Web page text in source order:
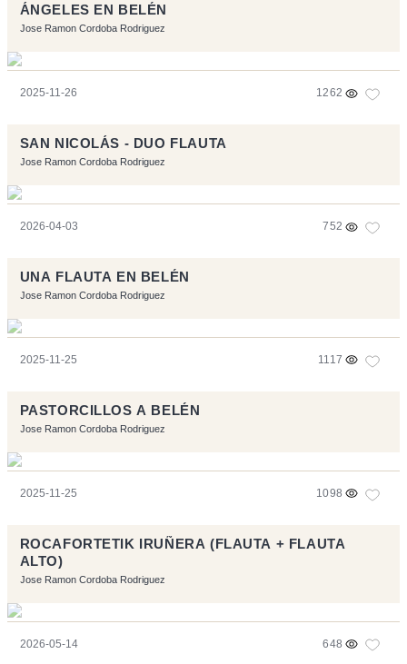
ÁNGELES EN BELÉN
Jose Ramon Cordoba Rodriguez
2025-11-26 1262
SAN NICOLÁS - DUO FLAUTA
Jose Ramon Cordoba Rodriguez
2026-04-03 752
UNA FLAUTA EN BELÉN
Jose Ramon Cordoba Rodriguez
2025-11-25 1117
PASTORCILLOS A BELÉN
Jose Ramon Cordoba Rodriguez
2025-11-25 1098
ROCAFORTETIK IRUÑERA (FLAUTA + FLAUTA
ALTO)
Jose Ramon Cordoba Rodriguez
2026-05-14 648